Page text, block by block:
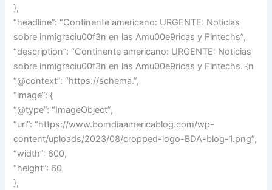
},
“headline”: “Continente americano: URGENTE: Noticias
sobre inmigraciu00f3n en las Amu00e9ricas y Fintechs”,
“description”: “Continente americano: URGENTE: Noticias
sobre inmigraciu00f3n en las Amu00e9ricas y Fintechs. {n
“@context”: “https://schema.”,
“image”: {
“@type”: “ImageObject”,
“url”: “https://www.bomdiaamericablog.com/wp-
content/uploads/2023/08/cropped-logo-BDA-blog-1.png”,
“width”: 600,
“height”: 60
},